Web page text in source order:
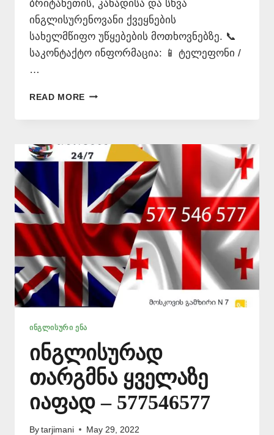
ბრიტანეთის, კანადისა და სხვა
ინგლისურენოვანი ქვეყნების
სახელმწიფო უწყებების მოთხოვნებზე. 📞
საკონტაქტო ინფორმაცია: 📱 ტელეფონი /
…
READ MORE ᲘᲜᲒᲚᲘᲡᲣᲠᲐᲓ
+995
546
577
ᲘᲜᲒᲚᲘᲡᲣᲠᲘ ᲔᲜᲐ
ინგლისურად
თარგმნა ყველაზე
იაფად – 577546577
By tarjimani May 29, 2022